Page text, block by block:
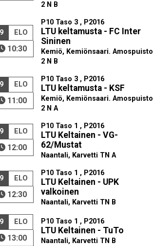
2 N B
ELO
10:30
P10 Taso 3 , P2016
LTU keltamusta - FC Inter
Sininen
Kemiö, Kemiönsaari. Amospuisto
2 N B
ELO
11:00
P10 Taso 3 , P2016
LTU keltamusta - KSF
Kemiö, Kemiönsaari. Amospuisto
2 N A
ELO
12:00
P10 Taso 1 , P2016
LTU Keltainen - VG-
62/Mustat
Naantali, Karvetti TN A
ELO
12:30
P10 Taso 1 , P2016
LTU Keltainen - UPK
valkoinen
Naantali, Karvetti TN B
ELO
13:00
P10 Taso 1 , P2016
LTU Keltainen - TuTo
Naantali, Karvetti TN B